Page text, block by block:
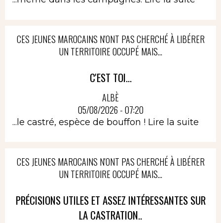
CES JEUNES MAROCAINS N'ONT PAS CHERCHÉ À LIBÉRER
UN TERRITOIRE OCCUPÉ MAIS...
C'EST TOI...
ALBÈ
05/08/2026 - 07:20
...le castré, espèce de bouffon ! Lire la suite
CES JEUNES MAROCAINS N'ONT PAS CHERCHÉ À LIBÉRER
UN TERRITOIRE OCCUPÉ MAIS...
PRÉCISIONS UTILES ET ASSEZ INTÉRESSANTES SUR
LA CASTRATION..